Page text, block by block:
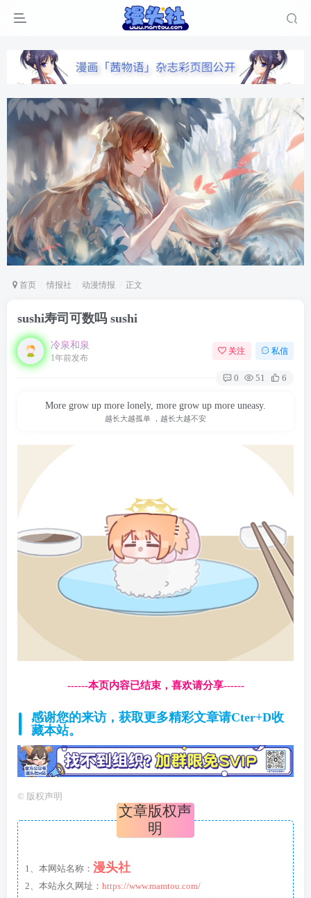
首页 情报社 动漫情报 正文
sushi寿司可数吗 sushi
冷泉和泉
1年前发布
关注 私信
0 51 6
More grow up more lonely, more grow up more uneasy.
越长大越孤单 ，越长大越不安
------本页内容已结束，喜欢请分享------
感谢您的来访，获取更多精彩文章请Cter+D收
藏本站。
© 版权声明
文章版权声
明
1、本网站名称： 漫头社
2、本站永久网址： https://www.mamtou.com/